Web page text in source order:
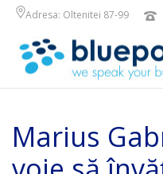
Adresa: Oltenitei 87-99
Marius